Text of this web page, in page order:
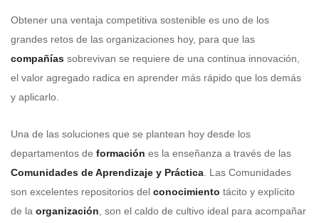
Obtener una ventaja competitiva sostenible es uno de los
grandes retos de las organizaciones hoy, para que las
compañías sobrevivan se requiere de una continua innovación,
el valor agregado radica en aprender más rápido que los demás
y aplicarlo.
Una de las soluciones que se plantean hoy desde los
departamentos de formación es la enseñanza a través de las
Comunidades de Aprendizaje y Práctica . Las Comunidades
son excelentes repositorios del conocimiento tácito y explícito
de la organización , son el caldo de cultivo ideal para acompañar